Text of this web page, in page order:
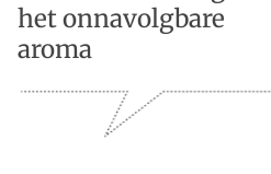
het onnavolgbare
aroma